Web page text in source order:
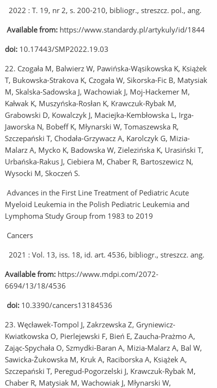
2022 : T. 19, nr 2, s. 200-210, bibliogr., streszcz. pol., ang.
Available from: https://www.standardy.pl/artykuly/id/1844
doi: 10.17443/SMP2022.19.03
22. Czogała M, Balwierz W, Pawińska-Wąsikowska K, Książek
T, Bukowska-Strakova K, Czogała W, Sikorska-Fic B, Matysiak
M, Skalska-Sadowska J, Wachowiak J, Moj-Hackemer M,
Kałwak K, Muszyńska-Rosłan K, Krawczuk-Rybak M,
Grabowski D, Kowalczyk J, Maciejka-Kembłowska L, Irga-
Jaworska N, Bobeff K, Młynarski W, Tomaszewska R,
Szczepański T, Chodała-Grzywacz A, Karolczyk G, Mizia-
Malarz A, Mycko K, Badowska W, Zielezińska K, Urasiński T,
Urbańska-Rakus J, Ciebiera M, Chaber R, Bartoszewicz N,
Wysocki M, Skoczeń S.
Advances in the First Line Treatment of Pediatric Acute
Myeloid Leukemia in the Polish Pediatric Leukemia and
Lymphoma Study Group from 1983 to 2019
Cancers
2021 : Vol. 13, iss. 18, id. art. 4536, bibliogr., streszcz. ang.
Available from: https://www.mdpi.com/2072-
6694/13/18/4536
doi: 10.3390/cancers13184536
23. Węcławek-Tompol J, Zakrzewska Z, Gryniewicz-
Kwiatkowska O, Pierlejewski F, Bień E, Zaucha-Prażmo A,
Zając-Spychała O, Szmydki-Baran A, Mizia-Malarz A, Bal W,
Sawicka-Żukowska M, Kruk A, Raciborska A, Książek A,
Szczepański T, Peregud-Pogorzelski J, Krawczuk-Rybak M,
Chaber R, Matysiak M, Wachowiak J, Młynarski W,